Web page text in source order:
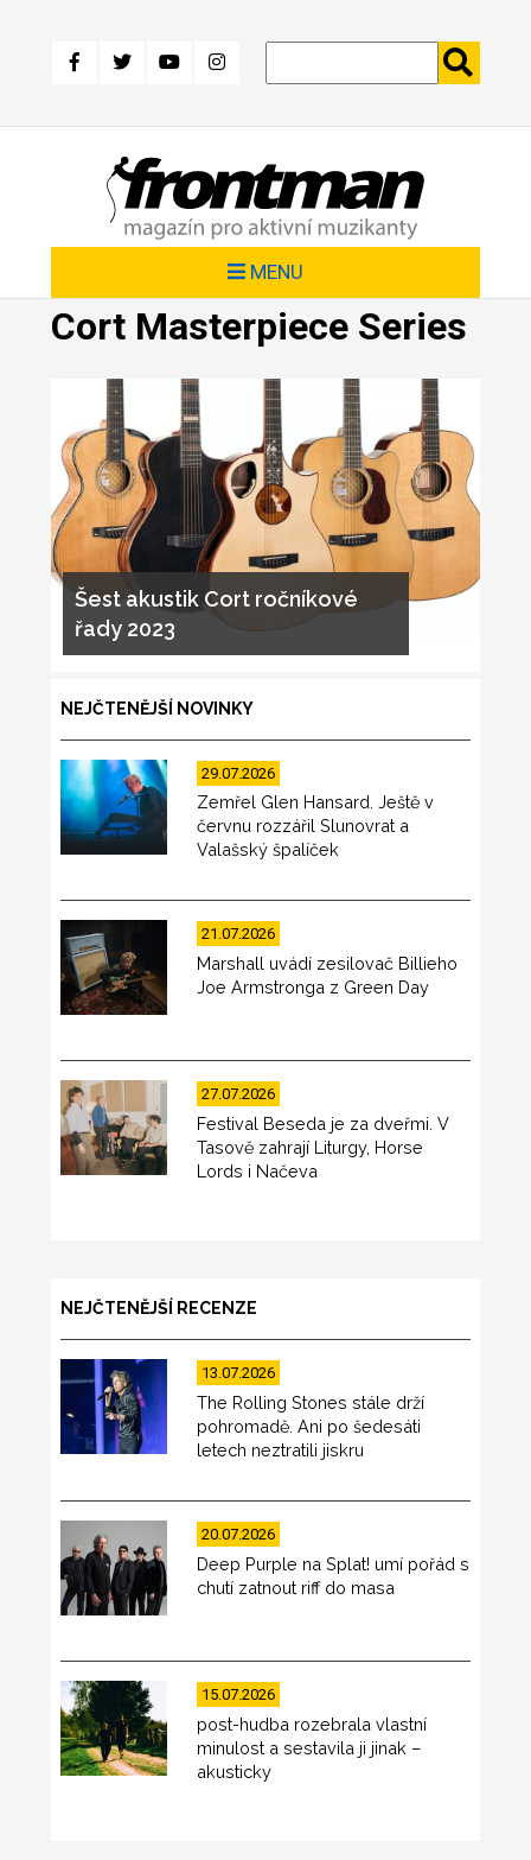
hlavnímu
MENU
Cort Masterpiece Series
Šest akustik Cort ročníkové
řady 2023
NEJČTENĚJŠÍ NOVINKY
29.07.2026
Zemřel Glen Hansard. Ještě v
červnu rozzářil Slunovrat a
Valašský špalíček
21.07.2026
Marshall uvádí zesilovač Billieho
Joe Armstronga z Green Day
27.07.2026
Festival Beseda je za dveřmi. V
Tasově zahrají Liturgy, Horse
Lords i Načeva
NEJČTENĚJŠÍ RECENZE
13.07.2026
The Rolling Stones stále drží
pohromadě. Ani po šedesáti
letech neztratili jiskru
20.07.2026
Deep Purple na Splat! umí pořád s
chutí zatnout riff do masa
15.07.2026
post-hudba rozebrala vlastní
minulost a sestavila ji jinak –
akusticky